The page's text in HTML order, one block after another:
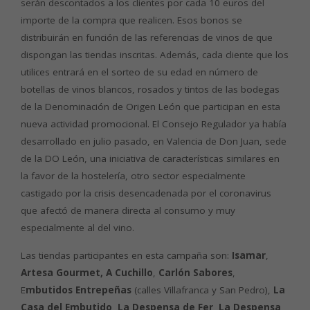
serán descontados a los clientes por cada 10 euros del
importe de la compra que realicen. Esos bonos se
distribuirán en función de las referencias de vinos de que
dispongan las tiendas inscritas. Además, cada cliente que los
utilices entrará en el sorteo de su edad en número de
botellas de vinos blancos, rosados y tintos de las bodegas
de la Denominación de Origen León que participan en esta
nueva actividad promocional. El Consejo Regulador ya había
desarrollado en julio pasado, en Valencia de Don Juan, sede
de la DO León, una iniciativa de características similares en
la favor de la hostelería, otro sector especialmente
castigado por la crisis desencadenada por el coronavirus
que afectó de manera directa al consumo y muy
especialmente al del vino.
Las tiendas participantes en esta campaña son: Isamar,
Artesa Gourmet, A Cuchillo, Carlón Sabores,
Embutidos Entrepeñas (calles Villafranca y San Pedro), La
Casa del Embutido La Despensa de Fer La Despensa